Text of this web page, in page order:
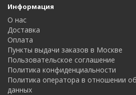
Информация
О нас
Доставка
Оплата
Пункты выдачи заказов в Москве
Пользовательское соглашение
Политика конфиденциальности
Политика оператора в отношении
данных